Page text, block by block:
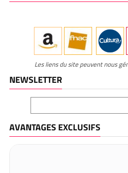
Les liens du site peuvent nous
NEWSLETTER
AVANTAGES EXCLUSIFS